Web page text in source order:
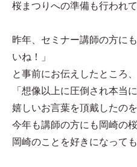
桜まつりへの準備も行われて
昨年、セミナー講師の方に
いね！」
と事前にお伝えしたところ、
「想像以上に圧倒され本当
嬉しいお言葉を頂戴したの
今年も講師の方にも岡崎の
岡崎のことを好きになって